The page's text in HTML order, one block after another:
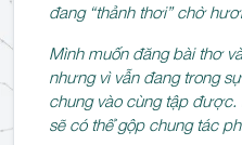
đang “thảnh thơi” chờ
Mình muốn đăng bài thơ
nhưng vì vẫn đang trong
chung vào cùng tập được.
sẽ có thể gộp chung tác